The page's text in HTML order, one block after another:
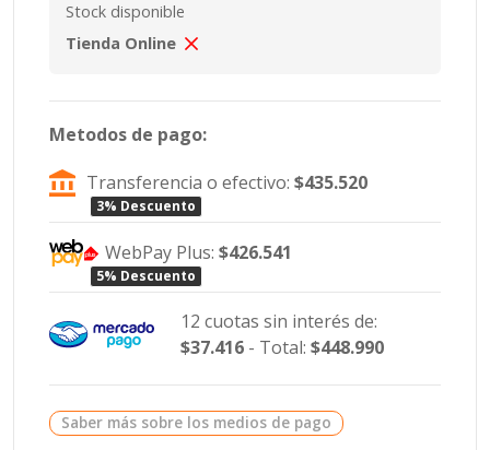
Stock disponible
Tienda Online
Metodos de pago:
Transferencia o efectivo:$435.520
3% Descuento
WebPay Plus:$426.541
5% Descuento
12 cuotas sin interés de:
$37.416- Total: $448.990
Saber más sobre los medios de pago